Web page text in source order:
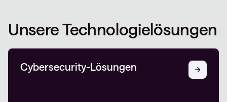
Unsere Technologielösungen
Cybersecurity-Lösungen